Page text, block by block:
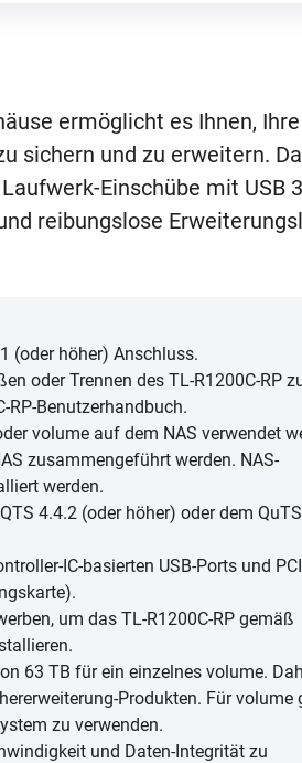
ermöglicht es Ihnen,
sichern und zu erweitern.
Einschübe mit USB
reibungslose
(oder höher) Anschluss.
oder Trennen des TL-R1200C-RP
RP-Benutzerhandbuch.
volume auf dem NAS verwendet
zusammengeführt werden. NAS-
werden.
4.4.2 (oder höher) oder dem
IC-basierten USB-Ports und
um das TL-R1200C-RP gemäß
63 TB für ein einzelnes volume.
Produkten. Für volume
zu verwenden.
und Daten-Integrität zu